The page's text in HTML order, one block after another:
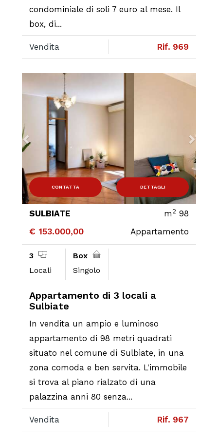
condominiale di soli 7 euro al mese. Il
box, di...
Vendita Rif. 969
CONTATTA DETTAGLI
SULBIATE m2 98
€ 153.000,00 Appartamento
3
Locali
Box
Singolo
Appartamento di 3 locali a
Sulbiate
In vendita un ampio e luminoso
appartamento di 98 metri quadrati
situato nel comune di Sulbiate, in una
zona comoda e ben servita. L'immobile
si trova al piano rialzato di una
palazzina anni 80 senza...
Vendita Rif. 967